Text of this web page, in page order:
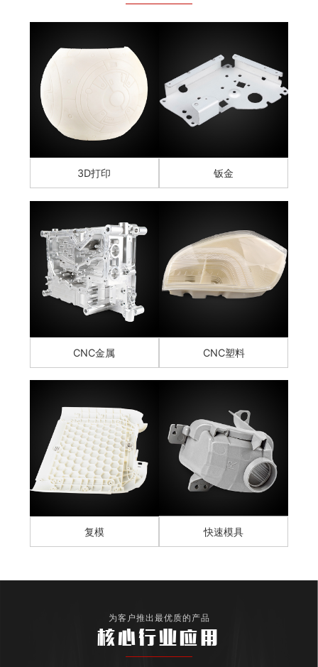
3D打印 钣金
CNC金属 CNC塑料
复模 快速模具
为客户推出最优质的产品
核心行业应用